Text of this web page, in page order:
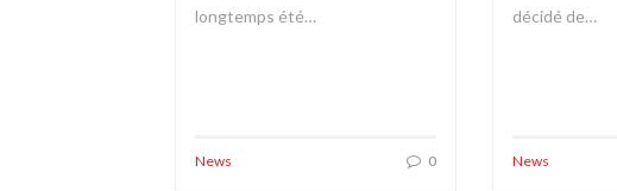
longtemps été…
News 0
décidé de…
News